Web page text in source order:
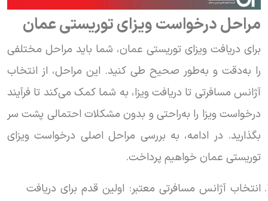
مراحل درخواست ویزای توریستی عمان
برای دریافت ویزای توریستی عمان، شما باید مراحل مختلفی
را به‌دقت و به‌طور صحیح طی کنید. این مراحل، از انتخاب
آژانس مسافرتی تا دریافت ویزا، به شما کمک می‌کند تا فرآیند
درخواست ویزا را به‌راحتی و بدون مشکلات احتمالی پشت سر
بگذارید. در ادامه، به بررسی مراحل اصلی درخواست ویزای
توریستی عمان خواهیم پرداخت.
انتخاب آژانس مسافرتی معتبر: اولین قدم برای دریافت